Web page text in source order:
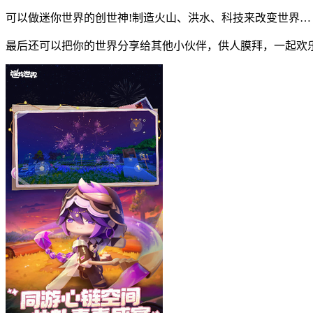
可以做迷你世界的创世神!制造火山、洪水、科技来改变世界…
最后还可以把你的世界分享给其他小伙伴，供人膜拜，一起欢